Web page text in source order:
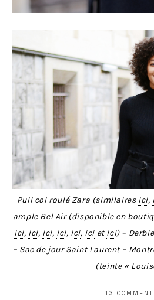
Pull col roulé Zara (similaires ici,
ample Bel Air (disponible en
ici, ici, ici, ici, ici, icietici) –
– Sac de jourSaint Laurent–
(teinte «
13